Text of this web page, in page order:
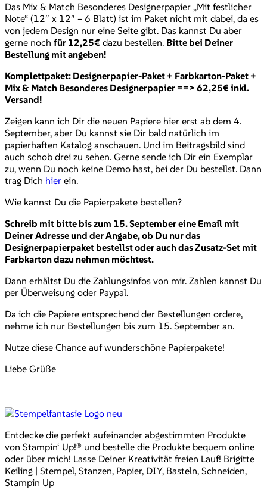
Das Mix & Match Besonderes Designerpapier „Mit festlicher
Note“ (12″ x 12″ – 6 Blatt) ist im Paket nicht mit dabei, da es
von jedem Design nur eine Seite gibt. Das kannst Du aber
gerne noch für 12,25€ dazu bestellen. Bitte bei Deiner
Bestellung mit angeben!
Komplettpaket: Designerpapier-Paket + Farbkarton-Paket +
Mix & Match Besonderes Designerpapier ==> 62,25€ inkl.
Versand!
Zeigen kann ich Dir die neuen Papiere hier erst ab dem 4.
September, aber Du kannst sie Dir bald natürlich im
papierhaften Katalog anschauen. Und im Beitragsbild sind
auch schob drei zu sehen. Gerne sende ich Dir ein Exemplar
zu, wenn Du noch keine Demo hast, bei der Du bestellst. Dann
trag Dich hier ein.
Wie kannst Du die Papierpakete bestellen?
Schreib mit bitte bis zum 15. September eine Email mit
Deiner Adresse und der Angabe, ob Du nur das
Designerpapierpaket bestellst oder auch das Zusatz-Set mit
Farbkarton dazu nehmen möchtest.
Dann erhältst Du die Zahlungsinfos von mir. Zahlen kannst Du
per Überweisung oder Paypal.
Da ich die Papiere entsprechend der Bestellungen ordere,
nehme ich nur Bestellungen bis zum 15. September an.
Nutze diese Chance auf wunderschöne Papierpakete!
Liebe Grüße
Entdecke die perfekt aufeinander abgestimmten Produkte
von Stampin‘ Up!® und bestelle die Produkte bequem online
oder über mich! Lasse Deiner Kreativität freien Lauf! Brigitte
Keiling | Stempel, Stanzen, Papier, DIY, Basteln, Schneiden,
Stampin Up